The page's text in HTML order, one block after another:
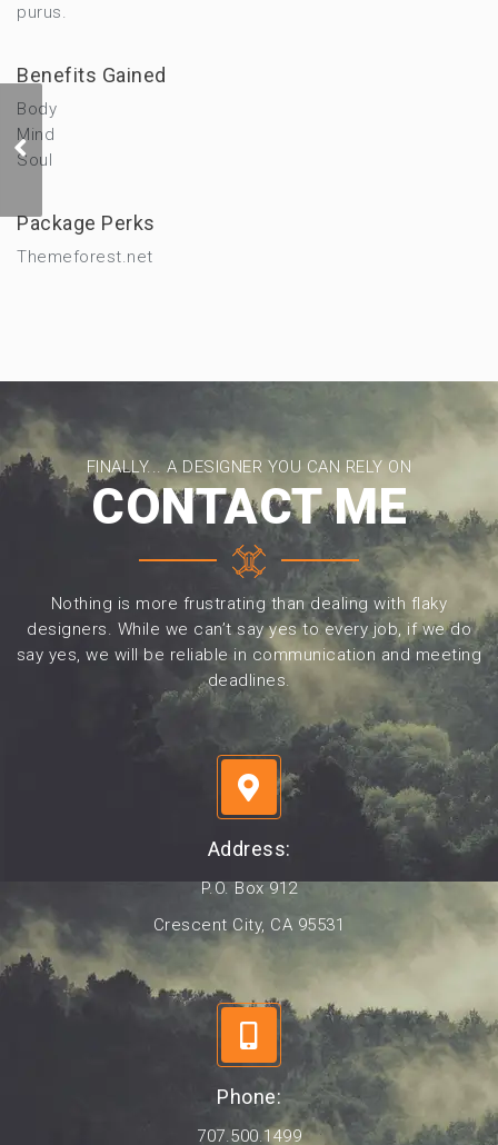
purus.
Benefits Gained
Body
Mind
Soul
Package Perks
Themeforest.net
FINALLY... A DESIGNER YOU CAN RELY ON
CONTACT ME
Nothing is more frustrating than dealing with flaky
designers. While we can’t say yes to every job, if we do
say yes, we will be reliable in communication and meeting
deadlines.
Address:
P.O. Box 912
Crescent City, CA 95531
Phone:
707.500.1499